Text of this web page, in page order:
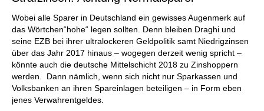
Wobei alle Sparer in Deutschland ein gewisses Augenmerk auf
das Wörtchen“hohe“ legen sollten. Denn bleiben Draghi und
seine EZB bei ihrer ultralockeren Geldpolitik samt Niedrigzinsen
über das Jahr 2017 hinaus – wogegen derzeit wenig spricht –
könnte auch die deutsche Mittelschicht 2018 zu Zinshoppern
werden. Dann nämlich, wenn sich nicht nur Sparkassen und
Volksbanken an ihren Spareinlagen beteiligen – in Form eben
jenes Verwahrentgeldes.